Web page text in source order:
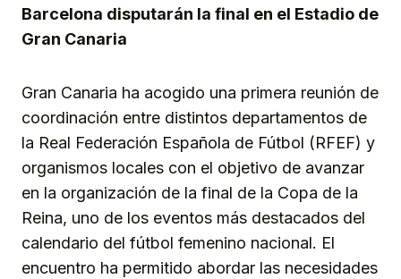
Barcelona disputarán la final en el Estadio de
Gran Canaria
Gran Canaria ha acogido una primera reunión de
coordinación entre distintos departamentos de
la Real Federación Española de Fútbol (RFEF) y
organismos locales con el objetivo de avanzar
en la organización de la final de la Copa de la
Reina, uno de los eventos más destacados del
calendario del fútbol femenino nacional. El
encuentro ha permitido abordar las necesidades